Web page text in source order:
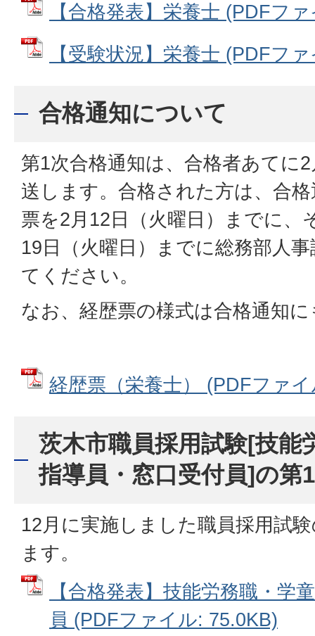
【合格発表】栄養士 (PDFフ
【受験状況】栄養士 (PDFフ
合格通知について
第1次合格通知は、合格者あてに
送します。合格された方は、合
票を2月12日（火曜日）までに、
19日（火曜日）までに総務部人
てください。
なお、経歴票の様式は合格通知
経歴票（栄養士） (PDFファ
茨木市職員採用試験[技能
指導員・窓口受付員]の第
12月に実施しました職員採用試
ます。
【合格発表】技能労務職・学
員 (PDFファイル: 75.0KB)